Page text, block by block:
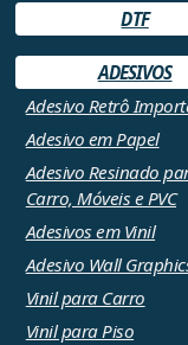
DTF
ADESIVOS
Adesivo Retrô
Adesivo em Papel
Adesivo Resinado
Carro, Móveis e PVC
Adesivos em Vinil
Adesivo Wall
Vinil para Carro
Vinil para Piso